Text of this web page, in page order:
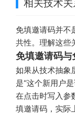
相关技术
免填邀请码并不
共性。理解这些
免填邀请码
如果从技术抽象
是“这个新用户
在点击时写入参
填邀请码，实际